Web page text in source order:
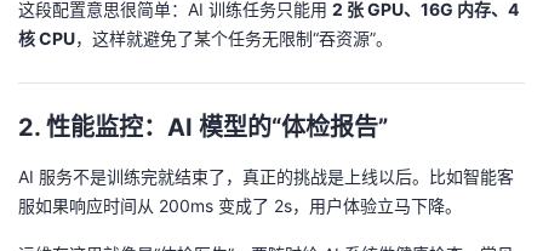
这段配置意思很简单：AI 训练任务只能用 2 张 GPU、16G 内存、4
核 CPU，这样就避免了某个任务无限制“吞资源”。
2. 性能监控：AI 模型的“体检报告”
AI 服务不是训练完就结束了，真正的挑战是上线以后。比如智能客
服如果响应时间从 200ms 变成了 2s，用户体验立马下降。